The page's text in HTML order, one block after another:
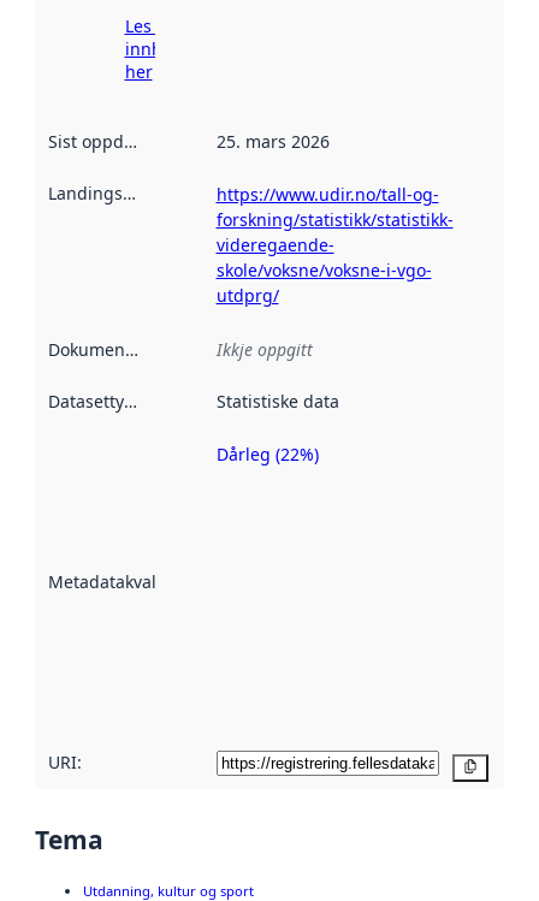
Les meir om
innhenting
her
Sist oppdatert 25. mars 2026
Landingsside
https://www.udir.no/tall-og-
forskning/statistikk/statistikk-
videregaende-
skole/voksne/voksne-i-vgo-
utdprg/
Dokumentasjon Ikkje oppgitt
Datasettype Statistiske data
Metadatakvalitet
Metadatakvalitet
Dårleg (22%)
URI:
Tema
Utdanning, kultur og sport